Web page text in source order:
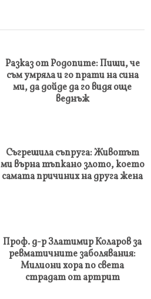
Разказ от Родопите: Пиши, че
съм умряла и го прати на сина
ми, да дойде да го видя още
веднъж
Съгрешила съпруга: Животът
ми върна тъпкано злото, което
самата причиних на друга жена
Проф. д-р Златимир Коларов за
ревматичните заболявания:
Милиони хора по света
страдат от артрит